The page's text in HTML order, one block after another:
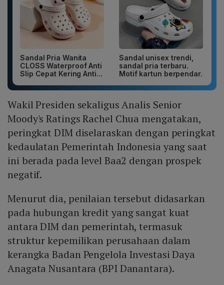
Sandal Pria Wanita
CLOSS Waterproof Anti
Slip Cepat Kering Anti...
Sandal unisex trendi,
sandal pria terbaru.
Motif kartun berpendar.
Wakil Presiden sekaligus Analis Senior
Moody's Ratings Rachel Chua mengatakan,
peringkat DIM diselaraskan dengan peringkat
kedaulatan Pemerintah Indonesia yang saat
ini berada pada level Baa2 dengan prospek
negatif.
Menurut dia, penilaian tersebut didasarkan
pada hubungan kredit yang sangat kuat
antara DIM dan pemerintah, termasuk
struktur kepemilikan perusahaan dalam
kerangka Badan Pengelola Investasi Daya
Anagata Nusantara (BPI Danantara).